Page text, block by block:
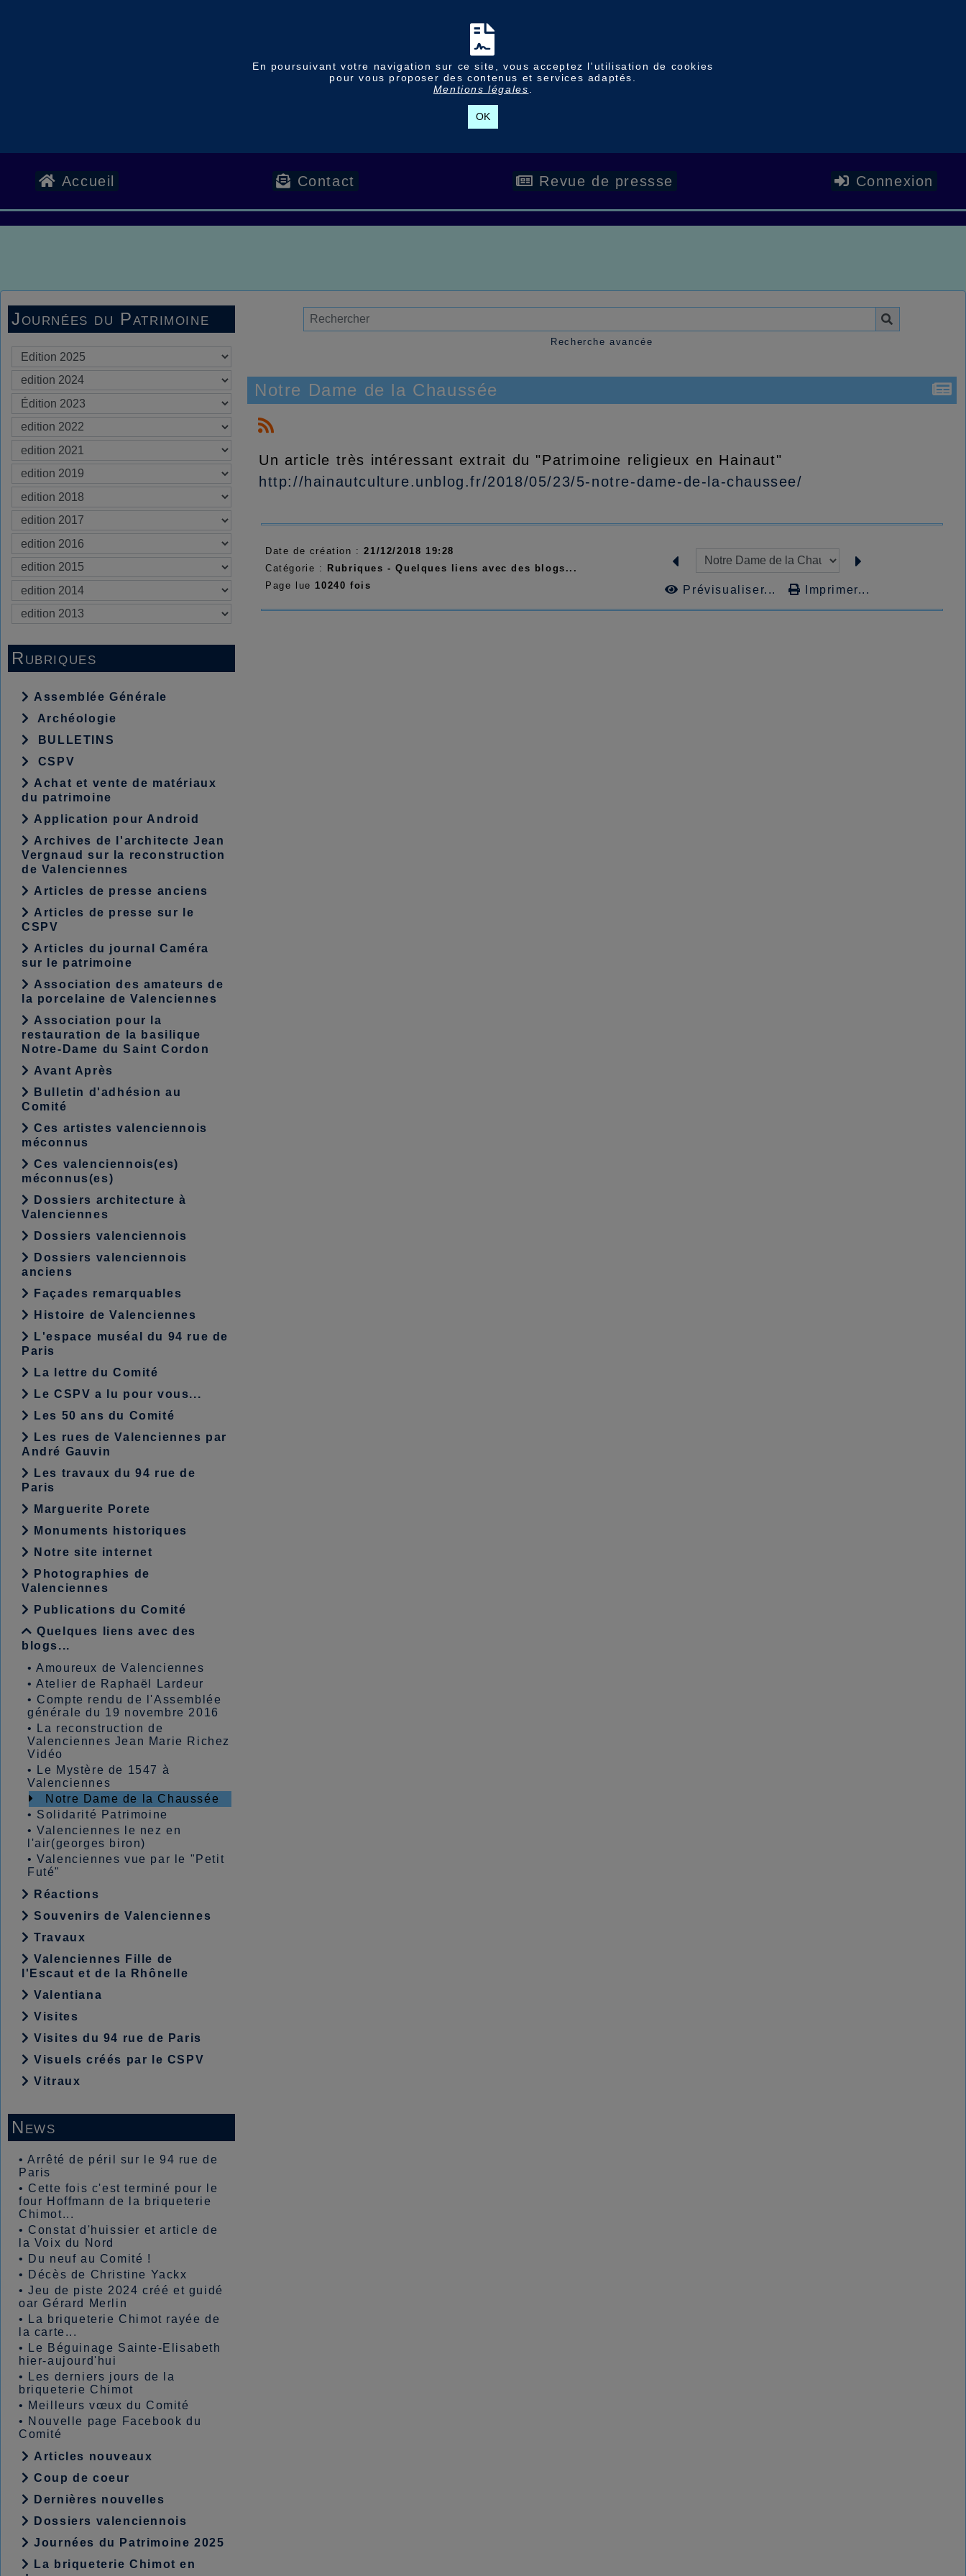
En poursuivant votre navigation sur ce site, vous acceptez l'utilisation de cookies
pour vous proposer des contenus et services adaptés.
Mentions légales
OK
Accueil Contact Revue de pressse Connexion
Journées du Patrimoine
Rubriques
Assemblée Générale
Archéologie
BULLETINS
CSPV
Achat et vente de matériaux
du patrimoine
Application pour Android
Archives de l'architecte Jean
Vergnaud sur la reconstruction
de Valenciennes
Articles de presse anciens
Articles de presse sur le
CSPV
Articles du journal Caméra
sur le patrimoine
Association des amateurs de
la porcelaine de Valenciennes
Association pour la
restauration de la basilique
Notre-Dame du Saint Cordon
Avant Après
Bulletin d'adhésion au
Comité
Ces artistes valenciennois
méconnus
Ces valenciennois(es)
méconnus(es)
Dossiers architecture à
Valenciennes
Dossiers valenciennois
Dossiers valenciennois
anciens
Façades remarquables
Histoire de Valenciennes
L'espace muséal du 94 rue de
Paris
La lettre du Comité
Le CSPV a lu pour vous...
Les 50 ans du Comité
Les rues de Valenciennes par
André Gauvin
Les travaux du 94 rue de
Paris
Marguerite Porete
Monuments historiques
Notre site internet
Photographies de
Valenciennes
Publications du Comité
Quelques liens avec des
blogs...
•Amoureux de Valenciennes
•Atelier de Raphaël Lardeur
• Compte rendu de l'Assemblée
générale du 19 novembre 2016
•
La reconstruction de
Valenciennes Jean Marie Richez
Vidéo
•
Le Mystère de 1547 à
Valenciennes
Notre Dame de la Chaussée
• Solidarité Patrimoine
•Valenciennes le nez en
l'air(georges biron)
•Valenciennes vue par le "Petit
Futé"
Réactions
Souvenirs de Valenciennes
Travaux
Valenciennes Fille de
l'Escaut et de la Rhônelle
Valentiana
Visites
Visites du 94 rue de Paris
Visuels créés par le CSPV
Vitraux
News
•Arrêté de péril sur le 94 rue de
Paris
• Cette fois c'est terminé pour le
four Hoffmann de la briqueterie
Chimot...
• Constat d'huissier et article de
la Voix du Nord
•
Du neuf au Comité !
•
Décès de Christine Yackx
•Jeu de piste 2024 créé et guidé
oar Gérard Merlin
•
La briqueterie Chimot rayée de
la carte...
•
Le Béguinage Sainte-Elisabeth
hier-aujourd'hui
•
Les derniers jours de la
briqueterie Chimot
• Meilleurs vœux du Comité
• Nouvelle page Facebook du
Comité
Articles nouveaux
Coup de coeur
Dernières nouvelles
Dossiers valenciennois
Journées du Patrimoine 2025
La briqueterie Chimot en
Recherche avancée
Notre Dame de la Chaussée
Un article très intéressant extrait du "Patrimoine religieux en Hainaut"
http://hainautculture.unblog.fr/2018/05/23/5-notre-dame-de-la-chaussee/
Date de création :21/12/2018 19:28
Catégorie :
Rubriques - Quelques liens avec des blogs...
Page lue10240 fois Prévisualiser... Imprimer...